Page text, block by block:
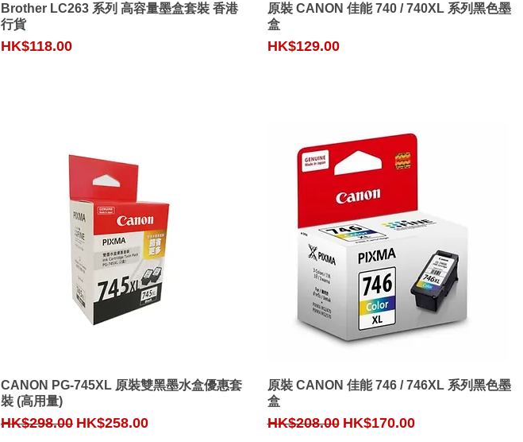
Quick View
Brother LC263 系列 高容量墨盒套裝 香港
行貨
Price
HK$118.00
Quick View
原裝 CANON 佳能 740 / 740XL 系列黑色墨
盒
Price
HK$129.00
Quick View
CANON PG-745XL 原裝雙黑墨水盒優惠套
裝 (高用量)
Regular Price
HK$298.00 Sale Price
HK$258.00
Quick View
原裝 CANON 佳能 746 / 746XL 系列黑色墨
盒
Regular Price
HK$208.00 Sale Price
HK$170.00